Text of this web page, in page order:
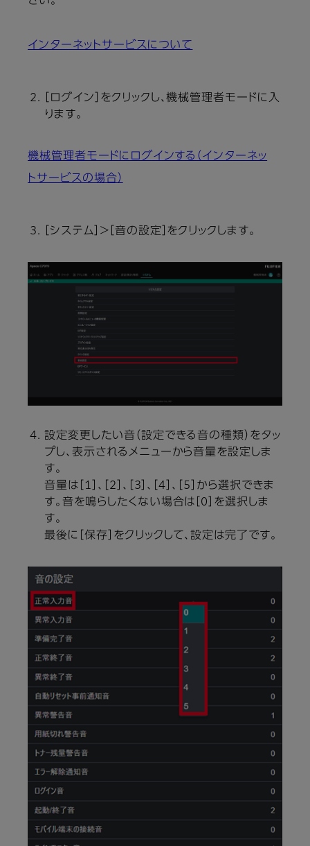
インターネットサービスについて
［ログイン］をクリックし、機械管理者モードに入
ります。
機械管理者モードにログインする（インターネッ
トサービスの場合）
［システム］＞［音の設定］をクリックします。
設定変更したい音（設定できる音の種類）をタッ
プし、表示されるメニューから音量を設定しま
す。
音量は［1］、［2］、［3］、［4］、［5］から選択できま
す。音を鳴らしたくない場合は［0］を選択しま
す。
最後に［保存］をクリックして、設定は完了です。